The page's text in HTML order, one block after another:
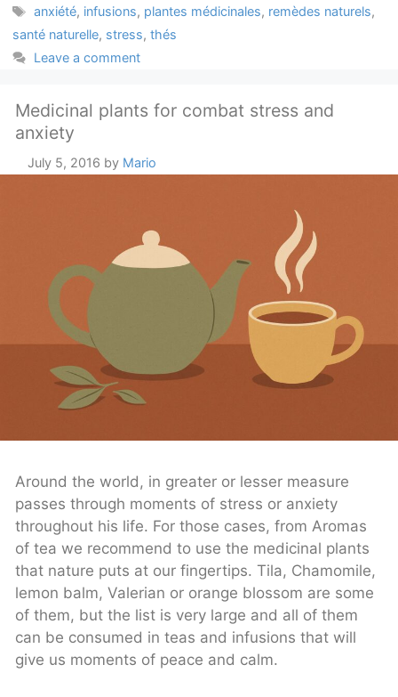
Tags
anxiété, infusions, plantes médicinales, remèdes naturels,
santé naturelle, stress,thés
Leave a comment
Medicinal plants for combat stress and
anxiety
July 5, 2016 by Mario
Around the world, in greater or lesser measure
passes through moments of stress or anxiety
throughout his life. For those cases, from Aromas
of tea we recommend to use the medicinal plants
that nature puts at our fingertips. Tila, Chamomile,
lemon balm, Valerian or orange blossom are some
of them, but the list is very large and all of them
can be consumed in teas and infusions that will
give us moments of peace and calm.